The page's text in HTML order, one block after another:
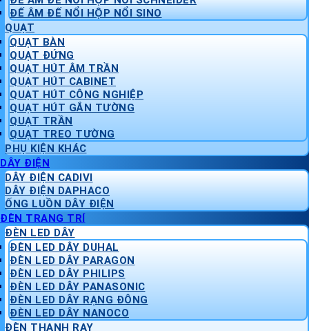
ĐẾ ÂM ĐẾ NỔI HỘP NỔI SINO
QUẠT
QUẠT BÀN
QUẠT ĐỨNG
QUẠT HÚT ÂM TRẦN
QUẠT HÚT CABINET
QUẠT HÚT CÔNG NGHIỆP
QUẠT HÚT GẮN TƯỜNG
QUẠT TRẦN
QUẠT TREO TƯỜNG
PHỤ KIỆN KHÁC
DÂY ĐIỆN
DÂY ĐIỆN CADIVI
DÂY ĐIỆN DAPHACO
ỐNG LUỒN DÂY ĐIỆN
ĐÈN TRANG TRÍ
ĐÈN LED DÂY
ĐÈN LED DÂY DUHAL
ĐÈN LED DÂY PARAGON
ĐÈN LED DÂY PHILIPS
ĐÈN LED DÂY PANASONIC
ĐÈN LED DÂY RẠNG ĐÔNG
ĐÈN LED DÂY NANOCO
ĐÈN THANH RAY